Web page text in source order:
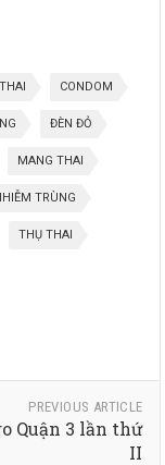
CONDOM
ĐÈN ĐỎ
MANG THAI
TRÙNG
THỤ THAI
PREVIOUS ARTICLE
Quận 3 lần thứ
II